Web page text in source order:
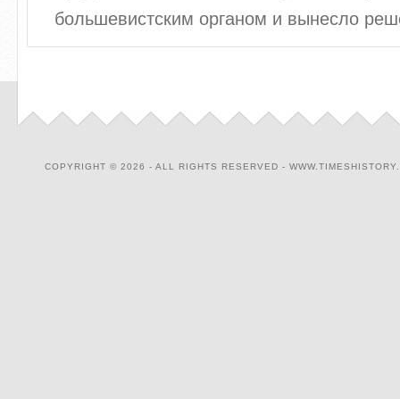
большевистским органом и вынесло
COPYRIGHT © 2026 - ALL RIGHTS RESERVED -